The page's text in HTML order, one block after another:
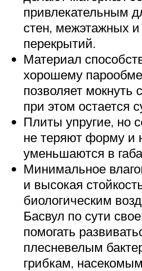
привлекательным
стен, межэтажных
перекрытий.
Материал
хорошему
позволяет мокнуть
при этом остается
Плиты упругие, но
не теряют форму и
уменьшаются в
Минимальное
и высокая
биологическим
Басвул по сути
помогать
плесневелым
грибкам,